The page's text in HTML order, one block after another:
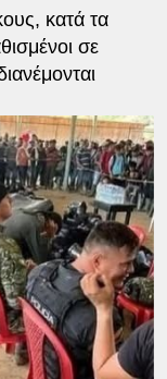
κατά τα
σε